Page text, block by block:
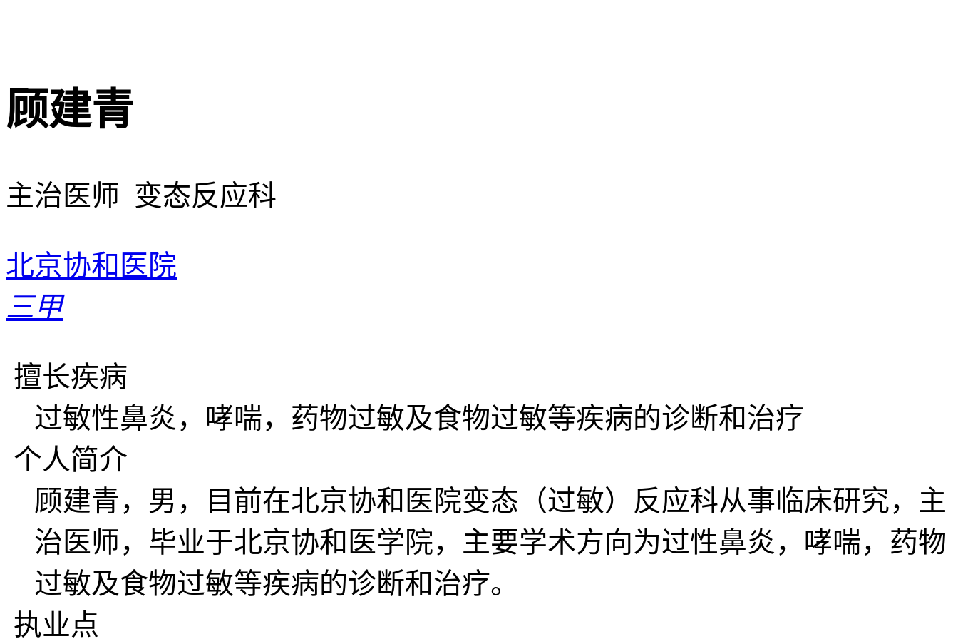
顾建青
主治医师 变态反应科
北京协和医院
三甲
擅长疾病
过敏性鼻炎，哮喘，药物过敏及食物过敏等疾病的诊断和治疗
个人简介
顾建青，男，目前在北京协和医院变态（过敏）反应科从事临床研究，主
治医师，毕业于北京协和医学院，主要学术方向为过性鼻炎，哮喘，药物
过敏及食物过敏等疾病的诊断和治疗。
执业点